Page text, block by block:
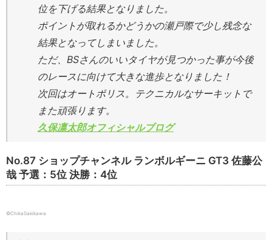
位を下げる結果となりました。
ポイントが取れるかどうかの瀬戸際で少し残念な
結果となってしまいました。
ただ、BSさんのいいタイヤが見つかった事が今後
のレースに向けて大きな進歩となりました！
次回はオートポリス。テクニカルなサーキットで
また頑張ります。
久保凛太郎オフィシャルブログ
No.87 ショップチャンネル ランボルギーニ GT3 佐藤公
哉 予選：5位 決勝：4位
©ChikaSakikawa